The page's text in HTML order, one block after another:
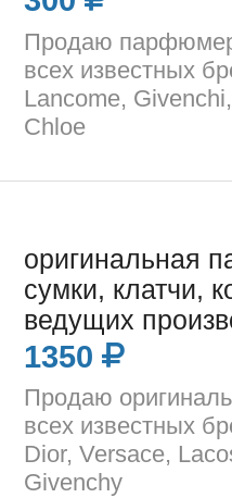
Продаю
всех известных
Lancome,
Chloe
оригинальная
сумки, клатчи,
ведущих
1350
Продаю
всех известных
Dior, Versace,
Givenchy